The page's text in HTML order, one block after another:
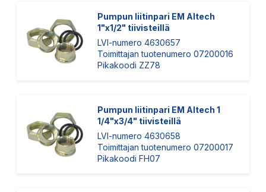
Pumpun liitinpari EM Altech
1"x1/2" tiivisteillä
LVI-numero 4630657
Toimittajan tuotenumero 07200016
Pikakoodi ZZ78
Pumpun liitinpari EM Altech 1
1/4"x3/4" tiivisteillä
LVI-numero 4630658
Toimittajan tuotenumero 07200017
Pikakoodi FH07